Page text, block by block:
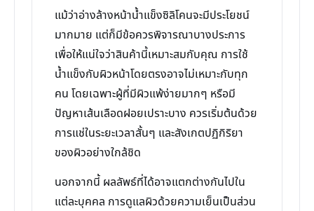
แม้ว่าอ่างล้างหน้าน้ำแข็งซิลิโคนจะมีประโยชน์
มากมาย แต่ก็มีข้อควรพิจารณาบางประการ
เพื่อให้แน่ใจว่าสินค้านี้เหมาะสมกับคุณ การใช้
น้ำแข็งกับผิวหน้าโดยตรงอาจไม่เหมาะกับทุก
คน โดยเฉพาะผู้ที่มีผิวแพ้ง่ายมากๆ หรือมี
ปัญหาเส้นเลือดฝอยเปราะบาง ควรเริ่มต้นด้วย
การแช่ในระยะเวลาสั้นๆ และสังเกตปฏิกิริยา
ของผิวอย่างใกล้ชิด
นอกจากนี้ ผลลัพธ์ที่ได้อาจแตกต่างกันไปใน
แต่ละบุคคล การดูแลผิวด้วยความเย็นเป็นส่วน